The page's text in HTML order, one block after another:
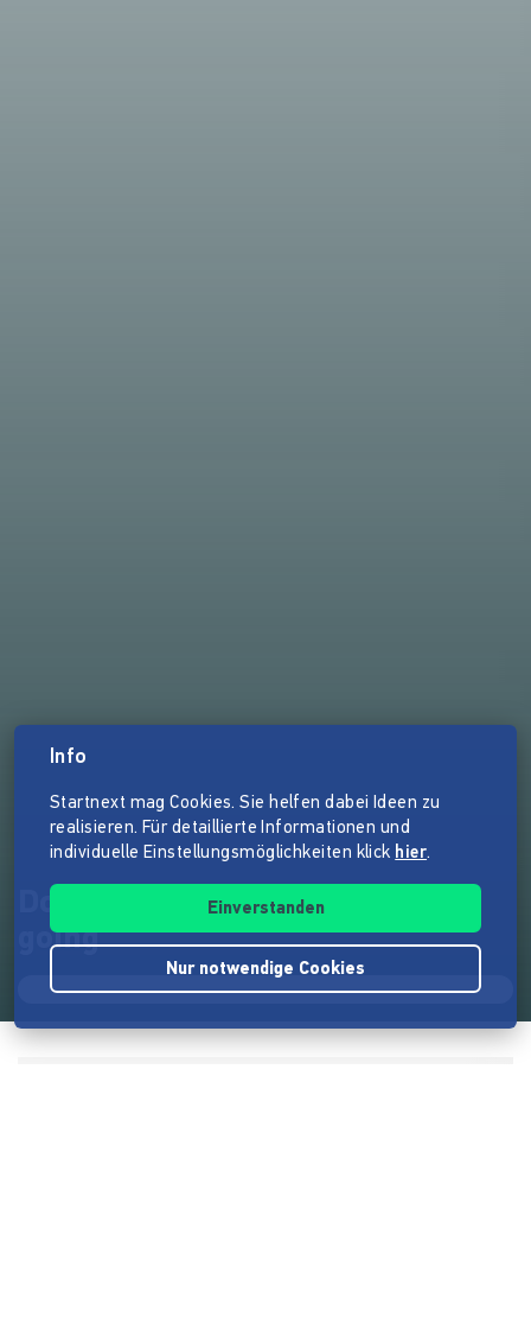
Dokumentarfilm "Coming and
going"
Info
Startnext mag Cookies. Sie helfen dabei Ideen zu
realisieren. Für detaillierte Informationen und
individuelle Einstellungsmöglichkeiten klick hier.
Einverstanden
Nur notwendige Cookies